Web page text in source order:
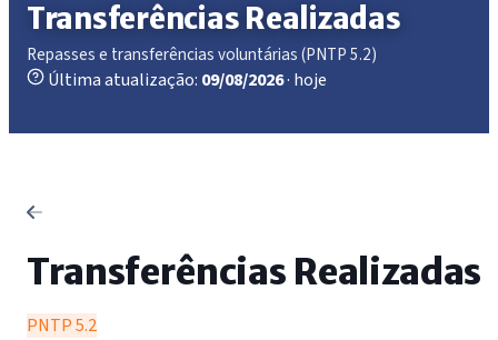
Transferências Realizadas
Repasses e transferências voluntárias (PNTP 5.2)
Última atualização: 09/08/2026· hoje
Transferências Realizadas
PNTP 5.2